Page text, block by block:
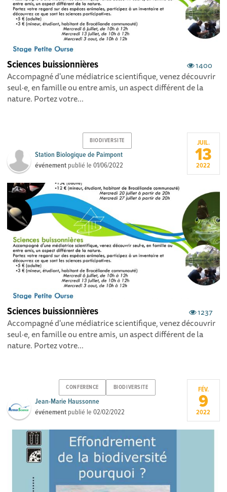
1400
Sciences buissionnières
Accompagné d'une médiatrice scientifique, venez découvrir
seul·e, en famille ou entre amis, un aspect différent de la
nature. Portez votre...
BIODIVERSITE
Station Biologique de Paimpont
événement publié le01/06/2022
JUIL.
13
2022
1237
Sciences buissionnières
Accompagné d'une médiatrice scientifique, venez découvrir
seul·e, en famille ou entre amis, un aspect différent de la
nature. Portez votre...
CONFERENCE BIODIVERSITE
Jean-Marie Haussonne
événement publié le02/02/2022
FÉV.
9
2022